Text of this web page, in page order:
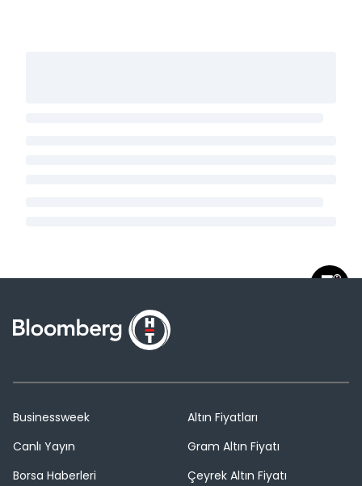
Businessweek
Canlı Yayın
Borsa Haberleri
Altın Fiyatları
Gram Altın Fiyatı
Çeyrek Altın Fiyatı